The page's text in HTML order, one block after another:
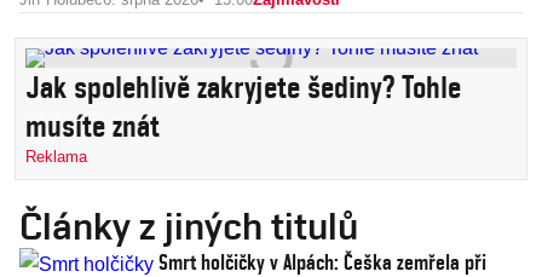
Jak spolehlivě zakryjete šediny? Tohle
musíte znát
Reklama
Články z jiných titulů
Smrt holčičky v Alpách: Češka zemřela při